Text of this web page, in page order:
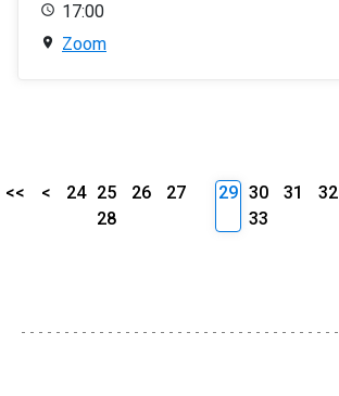
17:00
Zoom
<< < 24 25 26
27
28
29 30 31
32
33